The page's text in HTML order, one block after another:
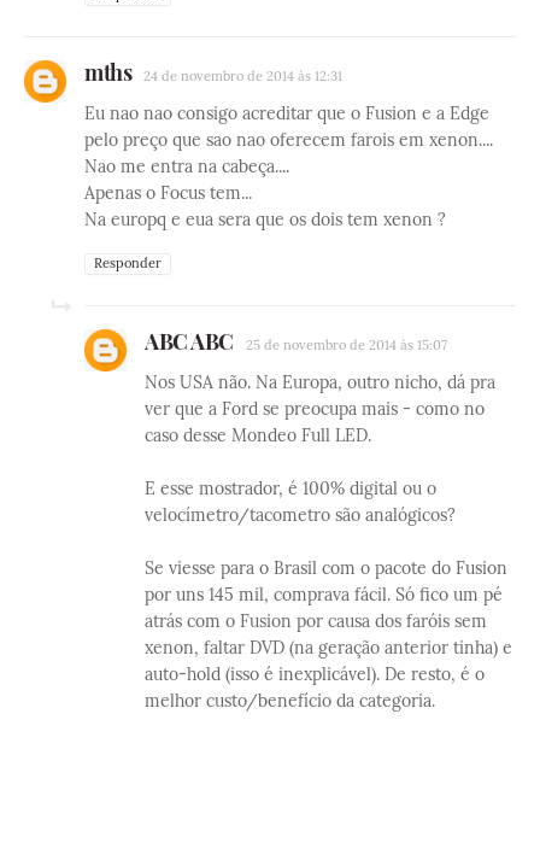
mths 24 de novembro de 2014 às 12:31
Eu nao nao consigo acreditar que o Fusion e a Edge
pelo preço que sao nao oferecem farois em xenon....
Nao me entra na cabeça....
Apenas o Focus tem...
Na europq e eua sera que os dois tem xenon ?
Responder
ABC ABC 25 de novembro de 2014 às 15:07
Nos USA não. Na Europa, outro nicho, dá pra
ver que a Ford se preocupa mais - como no
caso desse Mondeo Full LED.
E esse mostrador, é 100% digital ou o
velocímetro/tacometro são analógicos?
Se viesse para o Brasil com o pacote do Fusion
por uns 145 mil, comprava fácil. Só fico um pé
atrás com o Fusion por causa dos faróis sem
xenon, faltar DVD (na geração anterior tinha) e
auto-hold (isso é inexplicável). De resto, é o
melhor custo/benefício da categoria.